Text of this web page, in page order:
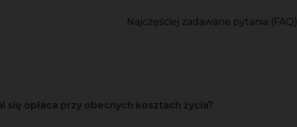
Najczęściej zadawane pytania (FAQ)
się opłaca przy obecnych kosztach życia?